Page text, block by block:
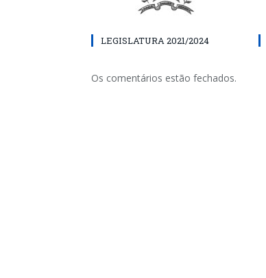
LEGISLATURA 2021/2024
Os comentários estão fechados.